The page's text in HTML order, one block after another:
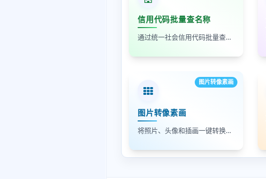
信用代码批量查名称
通过统一社会信用代码批量查询企业名称，适合企业名单核验、客户资料整理和工商信息补全
图片转像素画
图片转像素画
将照片、头像和插画一键转换成像素画风格图片，支持调节像素颗粒度、输出倍率和导出格式